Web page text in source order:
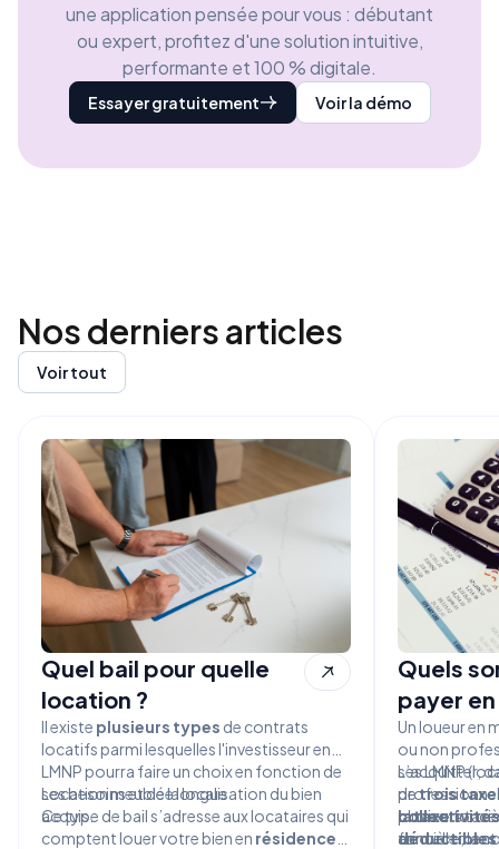
une application pensée pour vous : débutant
ou expert, profitez d'une solution intuitive,
performante et 100 % digitale.
Essayer gratuitement Voir la démo
Nos derniersarticles
Voir tout
Quel bail pour quelle
location ?
Il existe plusieurs types de contrats
locatifs parmi lesquelles l'investisseur en
LMNP pourra faire un choix en fonction de
ses besoins et de la localisation du bien
acquis.
Location meublée longue
Ce type de bail s’adresse aux locataires qui
comptent louer votre bien en résidence
Quels
payer en
Un loueur en
ou non
s’acquitter,
detrois
foncière, la
Les LMNP
plusieurs
la taxe